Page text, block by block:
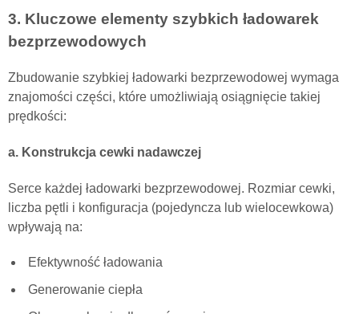
3. Kluczowe elementy szybkich ładowarek
bezprzewodowych
Zbudowanie szybkiej ładowarki bezprzewodowej wymaga
znajomości części, które umożliwiają osiągnięcie takiej
prędkości:
a. Konstrukcja cewki nadawczej
Serce każdej ładowarki bezprzewodowej. Rozmiar cewki,
liczba pętli i konfiguracja (pojedyncza lub wielocewkowa)
wpływają na:
Efektywność ładowania
Generowanie ciepła